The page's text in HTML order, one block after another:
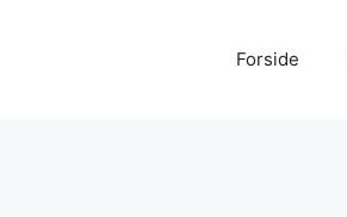
Forside